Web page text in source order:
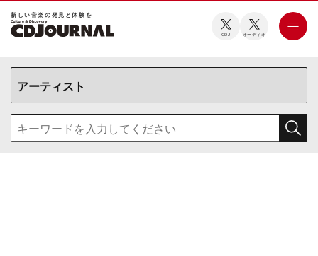
新しい⾳楽の発⾒と体験を
CDJ オーディオ